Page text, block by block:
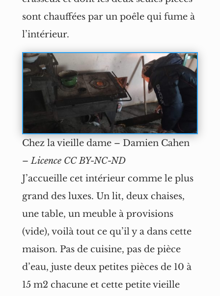
sont chauffées par un poêle qui fume à
l’intérieur.
Chez la vieille dame – Damien Cahen
–Licence CC BY-NC-ND
J’accueille cet intérieur comme le plus
grand des luxes. Un lit, deux chaises,
une table, un meuble à provisions
(vide), voilà tout ce qu’il y a dans cette
maison. Pas de cuisine, pas de pièce
d’eau, juste deux petites pièces de 10 à
15 m2 chacune et cette petite vieille